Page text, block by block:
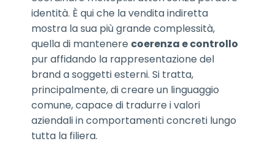
identità. È qui che la vendita indiretta
mostra la sua più grande complessità,
quella di mantenere coerenza e controllo
pur affidando la rappresentazione del
brand a soggetti esterni. Si tratta,
principalmente, di creare un linguaggio
comune, capace di tradurre i valori
aziendali in comportamenti concreti lungo
tutta la filiera.